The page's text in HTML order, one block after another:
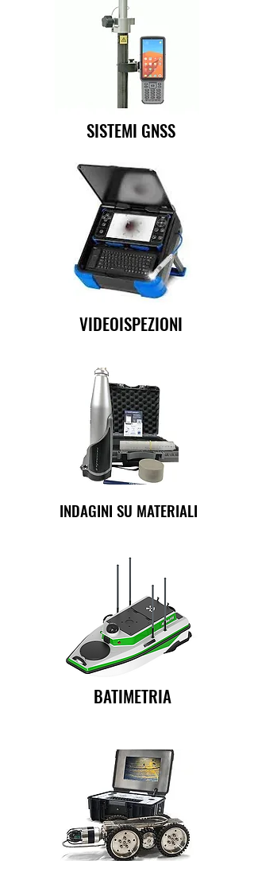
SISTEMI GNSS
VIDEOISPEZIONI
INDAGINI SU MATERIALI
BATIMETRIA